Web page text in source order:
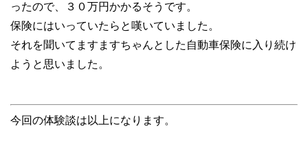
ったので、３０万円かかるそうです。
保険にはいっていたらと嘆いていました。
それを聞いてますますちゃんとした自動車保険に入り続け
ようと思いました。
今回の体験談は以上になります。